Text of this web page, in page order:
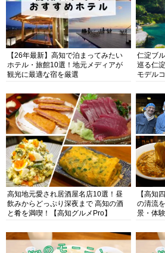
【26年最新】高知で泊まってみたい
ホテル・旅館10選！地元メディアが
観光に最適な宿を厳選
仁淀ブ
巡る仁
モデル
高知地元愛され居酒屋名店10選！昼
飲みからどっぷり深夜まで 高知の酒
と肴を満喫！【高知グルメPro】
【高知
の清流
景・体